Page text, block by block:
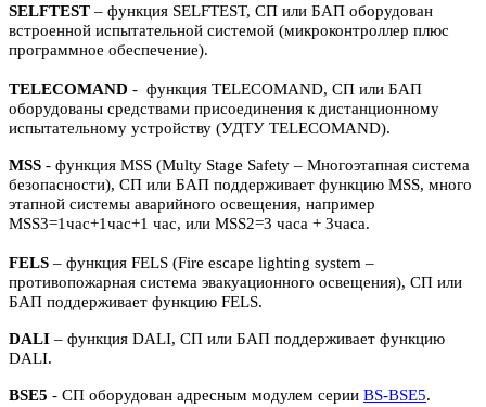
SELFTEST – функция SELFTEST, СП или БАП оборудован
встроенной испытательной системой (микроконтроллер плюс
программное обеспечение).
TELECOMAND - функция TELECOMAND, СП или БАП
оборудованы средствами присоединения к дистанционному
испытательному устройству (УДТУ TELECOMAND).
MSS - функция MSS (Multy Stage Safety – Многоэтапная система
безопасности), СП или БАП поддерживает функцию MSS, много
этапной системы аварийного освещения, например
MSS3=1час+1час+1 час, или MSS2=3 часа + 3часа.
FELS – функция FELS (Fire escape lighting system –
противопожарная система эвакуационного освещения), СП или
БАП поддерживает функцию FELS.
DALI – функция DALI, СП или БАП поддерживает функцию
DALI.
BSE5 - СП оборудован адресным модулем серии BS-BSE5.